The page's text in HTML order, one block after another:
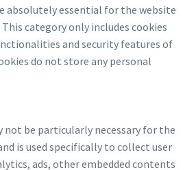
absolutely essential for the website
category only includes cookies
and security features of
do not store any personal
not be particularly necessary for the
is used specifically to collect user
ads, other embedded contents